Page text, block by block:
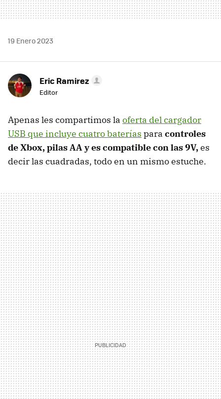
19 Enero 2023
Eric Ramirez
Editor
Apenas les compartimos la oferta del cargador
USB que incluye cuatro baterías para controles
de Xbox, pilas AA y es compatible con las 9V,es
decir las cuadradas, todo en un mismo estuche.